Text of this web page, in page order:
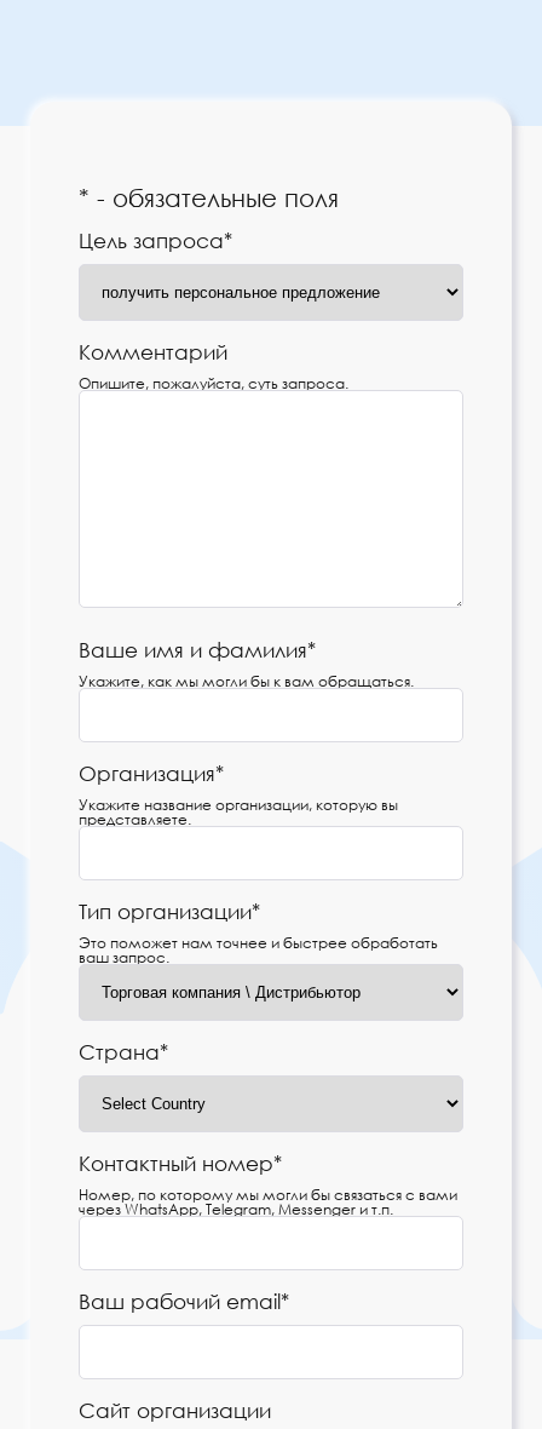
* - обязательные поля
Цель запроса*
Комментарий
Опишите, пожалуйста, суть запроса.
Ваше имя и фамилия*
Укажите, как мы могли бы к вам обращаться.
Организация*
Укажите название организации, которую вы
представляете.
Тип организации*
Это поможет нам точнее и быстрее обработать
ваш запрос.
Страна*
Контактный номер*
Номер, по которому мы могли бы связаться с вами
через WhatsApp, Telegram, Messenger и т.п.
Ваш рабочий email*
Сайт организации